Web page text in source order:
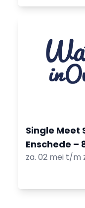
Single Meet
Enschede –
za. 02 mei t/m